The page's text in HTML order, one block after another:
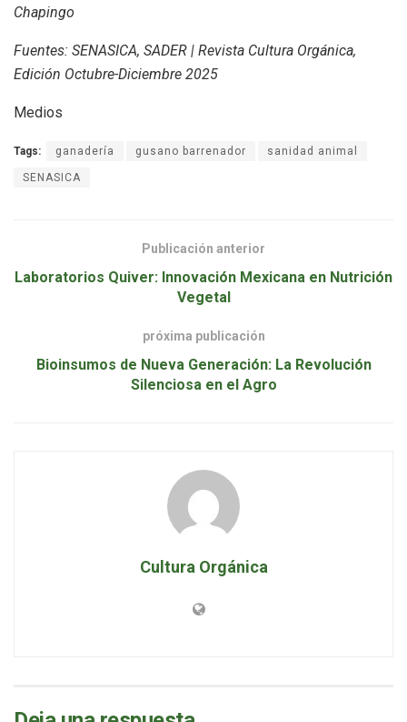
Chapingo
Fuentes: SENASICA, SADER | Revista Cultura Orgánica,
Edición Octubre-Diciembre 2025
Medios
Tags: ganadería gusano barrenador sanidad animal
SENASICA
Publicación anterior
Laboratorios Quiver: Innovación Mexicana en Nutrición
Vegetal
próxima publicación
Bioinsumos de Nueva Generación: La Revolución
Silenciosa en el Agro
Cultura Orgánica